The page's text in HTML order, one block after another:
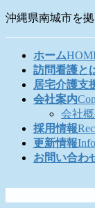
コ
ナ
沖縄県南城市を
ホーム
訪問看護と
居宅介護支
会社案内
会社
採用情報
更新情報
お問い合わ